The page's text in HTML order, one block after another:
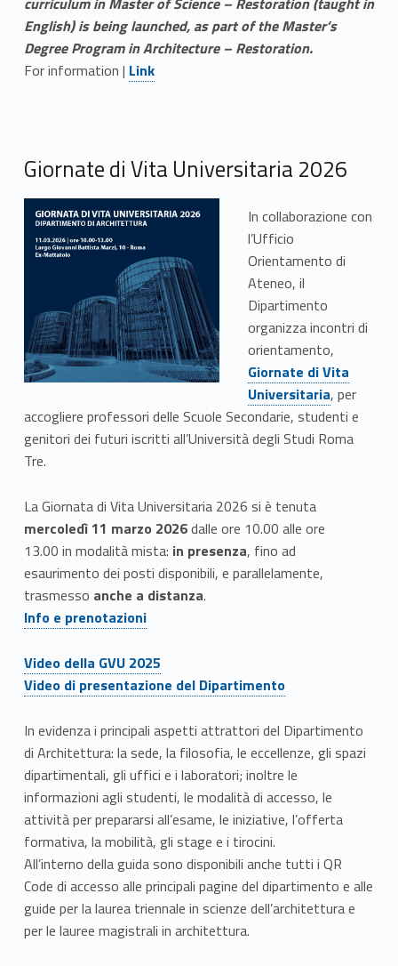
English) is being launched, as part of the Master’s
Degree Program in Architecture – Restoration.
For information | Link identifier #identifier__123095-4Link
Giornate di Vita Universitaria 2026
In collaborazione con
l’Ufficio
Orientamento di
Ateneo, il
Dipartimento
organizza incontri di
orientamento,
Giornate di Vita
Universitaria, per
accogliere professori delle Scuole Secondarie, studenti e
genitori dei futuri iscritti all’Università degli Studi Roma
Tre.
La Giornata di Vita Universitaria 2026 si è tenuta
mercoledì 11 marzo 2026dalle ore 10.00 alle ore
13.00 in modalità mista: in presenza, fino ad
esaurimento dei posti disponibili, e parallelamente,
trasmesso anche a distanza.
Link identifier #identifier__188631-6Info e prenotazioni
Link identifier #identifier__43139-7
Video della GVU 2025
Link identifier #identifier__9884-8
Video di presentazione del Dipartimento
In evidenza i principali aspetti attrattori del Dipartimento
di Architettura: la sede, la filosofia, le eccellenze, gli spazi
dipartimentali, gli uffici e i laboratori; inoltre le
informazioni agli studenti, le modalità di accesso, le
attività per prepararsi all’esame, le iniziative, l’offerta
formativa, la mobilità, gli stage e i tirocini.
All’interno della guida sono disponibili anche tutti i QR
Code di accesso alle principali pagine del dipartimento e alle
guide per la laurea triennale in scienze dell’architettura e
per le lauree magistrali in architettura.